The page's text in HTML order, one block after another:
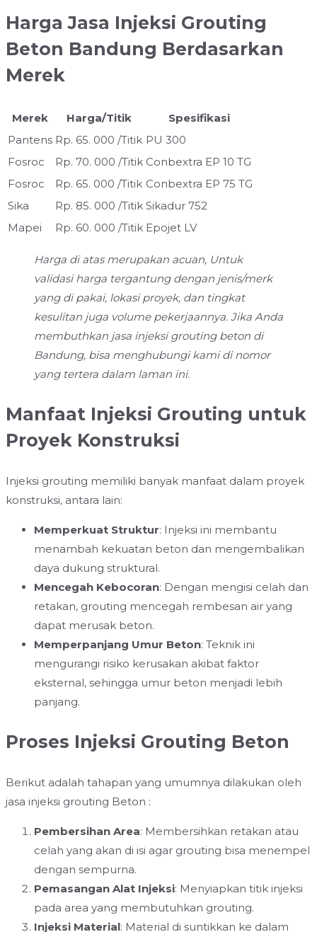
Harga Jasa Injeksi Grouting
Beton Bandung Berdasarkan
Merek
Merek Harga/Titik
Spesifikasi
Pantens Rp. 65. 000 /Titik PU 300
Fosroc
Rp. 70. 000 /Titik Conbextra EP 10 TG
Fosroc
Rp. 65. 000 /Titik Conbextra EP 75 TG
Sika
Rp. 85. 000 /Titik Sikadur 752
Mapei
Rp. 60. 000 /Titik Epojet LV
Harga di atas merupakan acuan, Untuk
validasi harga tergantung dengan jenis/merk
yang di pakai, lokasi proyek, dan tingkat
kesulitan juga volume pekerjaannya. Jika Anda
membuthkan jasa injeksi grouting beton di
Bandung, bisa menghubungi kami di nomor
yang tertera dalam laman ini.
Manfaat Injeksi Grouting untuk
Proyek Konstruksi
Injeksi grouting memiliki banyak manfaat dalam proyek
konstruksi, antara lain:
Memperkuat Struktur: Injeksi ini membantu
menambah kekuatan beton dan mengembalikan
daya dukung struktural.
Mencegah Kebocoran: Dengan mengisi celah dan
retakan, grouting mencegah rembesan air yang
dapat merusak beton.
Memperpanjang Umur Beton: Teknik ini
mengurangi risiko kerusakan akibat faktor
eksternal, sehingga umur beton menjadi lebih
panjang.
Proses Injeksi Grouting Beton
Berikut adalah tahapan yang umumnya dilakukan oleh
jasa injeksi grouting Beton :
Pembersihan Area: Membersihkan retakan atau
celah yang akan di isi agar grouting bisa menempel
dengan sempurna.
Pemasangan Alat Injeksi: Menyiapkan titik injeksi
pada area yang membutuhkan grouting.
Injeksi Material: Material di suntikkan ke dalam